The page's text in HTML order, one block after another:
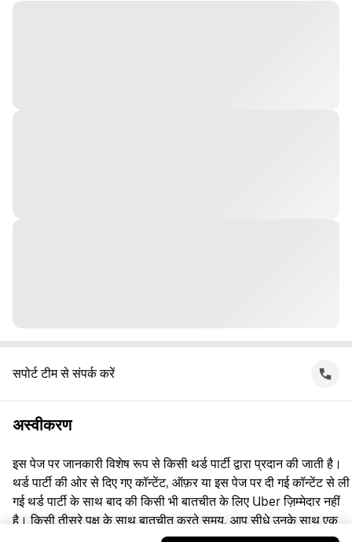
सपोर्ट टीम से संपर्क करें
अस्वीकरण
इस पेज पर जानकारी विशेष रूप से किसी थर्ड पार्टी द्वारा प्रदान की जाती है।
थर्ड पार्टी की ओर से दिए गए कॉन्टेंट, ऑफ़र या इस पेज पर दी गई कॉन्टेंट से ली
गई थर्ड पार्टी के साथ बाद की किसी भी बातचीत के लिए Uber ज़िम्मेदार नहीं
है। किसी तीसरे पक्ष के साथ बातचीत करते समय, आप सीधे उनके साथ एक